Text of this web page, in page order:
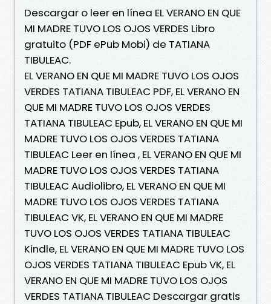
Descargar o leer en línea EL VERANO EN QUE
MI MADRE TUVO LOS OJOS VERDES Libro
gratuito (PDF ePub Mobi) de TATIANA
TIBULEAC.
EL VERANO EN QUE MI MADRE TUVO LOS OJOS
VERDES TATIANA TIBULEAC PDF, EL VERANO EN
QUE MI MADRE TUVO LOS OJOS VERDES
TATIANA TIBULEAC Epub, EL VERANO EN QUE MI
MADRE TUVO LOS OJOS VERDES TATIANA
TIBULEAC Leer en línea , EL VERANO EN QUE MI
MADRE TUVO LOS OJOS VERDES TATIANA
TIBULEAC Audiolibro, EL VERANO EN QUE MI
MADRE TUVO LOS OJOS VERDES TATIANA
TIBULEAC VK, EL VERANO EN QUE MI MADRE
TUVO LOS OJOS VERDES TATIANA TIBULEAC
Kindle, EL VERANO EN QUE MI MADRE TUVO LOS
OJOS VERDES TATIANA TIBULEAC Epub VK, EL
VERANO EN QUE MI MADRE TUVO LOS OJOS
VERDES TATIANA TIBULEAC Descargar gratis